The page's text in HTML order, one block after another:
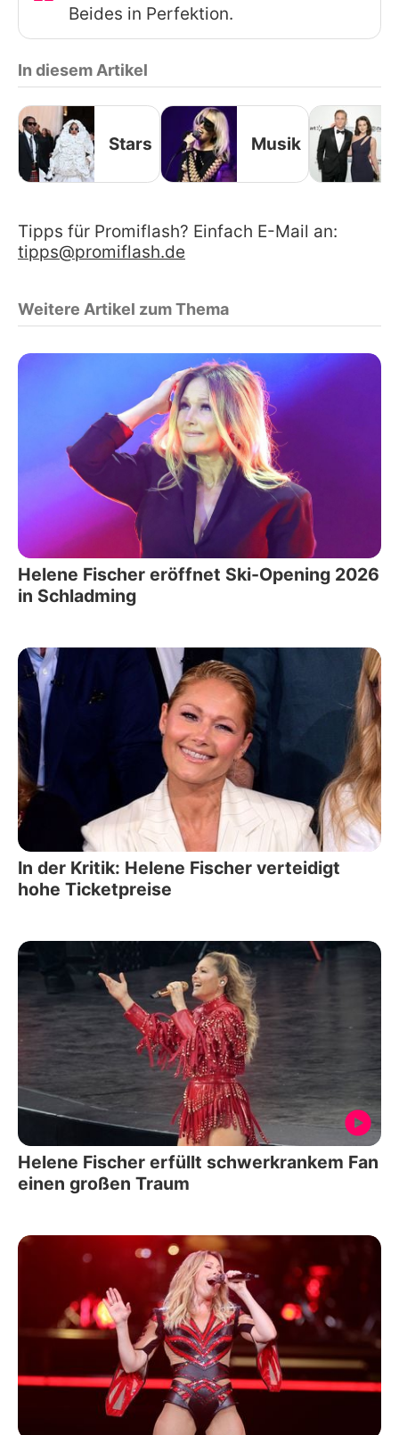
Beides in Perfektion.
In diesem Artikel
Stars Musik
Tipps für Promiflash? Einfach E-Mail an:
tipps@promiflash.de
Weitere Artikel zum Thema
Helene Fischer eröffnet Ski-Opening 2026
in Schladming
In der Kritik: Helene Fischer verteidigt
hohe Ticketpreise
Helene Fischer erfüllt schwerkrankem Fan
einen großen Traum